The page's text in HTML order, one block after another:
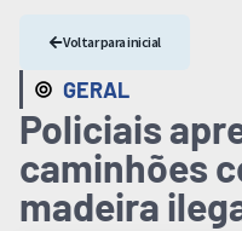
GERAL
Voltar para inicial
Policiais
caminhões
madeira